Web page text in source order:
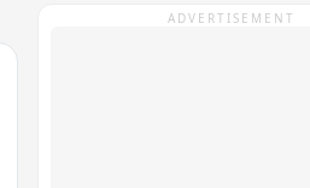
ADVERTISEMENT